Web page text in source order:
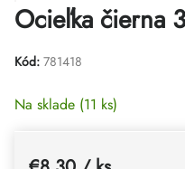
Ocieľka čierna
Kód: 781418
Na sklade (11 ks)